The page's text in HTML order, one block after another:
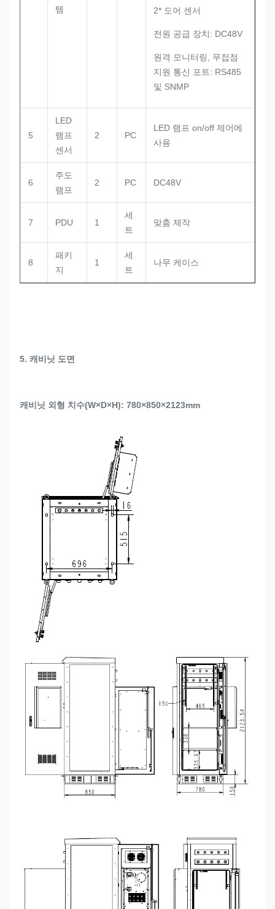
템
2* 도어 센서
전원 공급 장치: DC48V
원격 모니터링, 무접점
지원 통신 포트: RS485
및 SNMP
5
LED
램프
센서
2 PC
LED 램프 on/off 제어에
사용
6
주도
램프
2 PC DC48V
7 PDU 1
세
트
맞춤 제작
8
패키
지
1
세
트
나무 케이스
5. 캐비닛 도면
캐비닛 외형 치수(W×D×H): 780×850×2123mm